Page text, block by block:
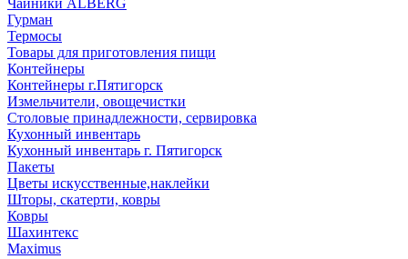
Чайники ALBERG
Гурман
Термосы
Товары для приготовления пищи
Контейнеры
Контейнеры г.Пятигорск
Измельчители, овощечистки
Столовые принадлежности, сервировка
Кухонный инвентарь
Кухонный инвентарь г. Пятигорск
Пакеты
Цветы искусственные,наклейки
Шторы, скатерти, ковры
Ковры
Шахинтекс
Maximus